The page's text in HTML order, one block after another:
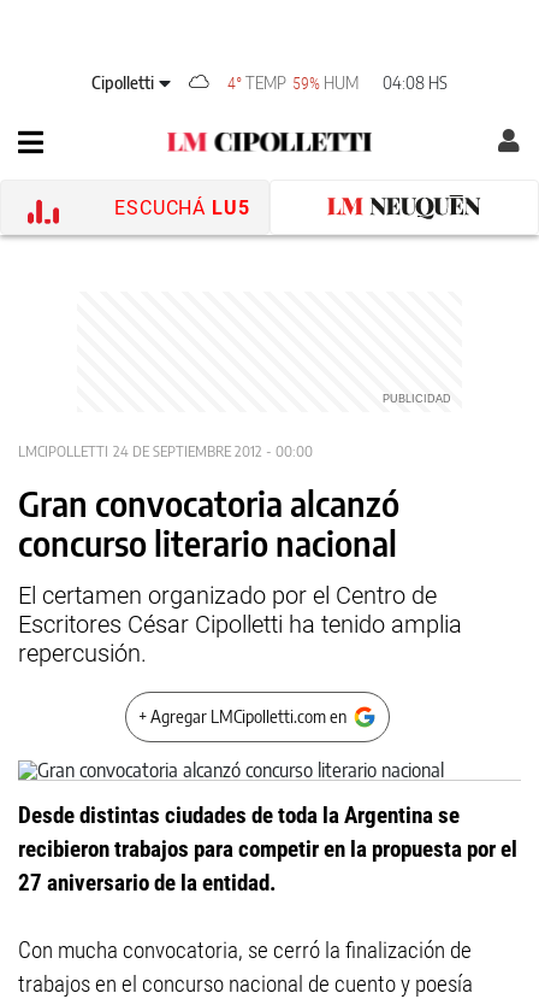
Cipolletti 4° TEMP 59% HUM 04:08 HS
ESCUCHÁ LU5
LMCIPOLLETTI 24 DE SEPTIEMBRE 2012 - 00:00
Gran convocatoria alcanzó
concurso literario nacional
El certamen organizado por el Centro de
Escritores César Cipolletti ha tenido amplia
repercusión.
+ Agregar LMCipolletti.com en
Desde distintas ciudades de toda la Argentina se
recibieron trabajos para competir en la propuesta por el
27 aniversario de la entidad.
Con mucha convocatoria, se cerró la finalización de
trabajos en el concurso nacional de cuento y poesía